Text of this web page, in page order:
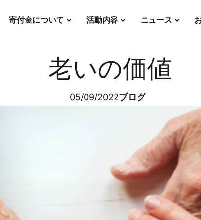
寄付金について 活動内容 ニュース
老いの価値
05/09/2022ブログ